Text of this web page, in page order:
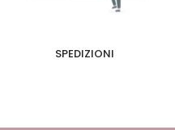
SPEDIZIONI